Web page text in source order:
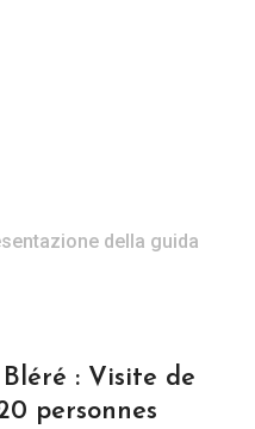
della guida
: Visite de
personnes